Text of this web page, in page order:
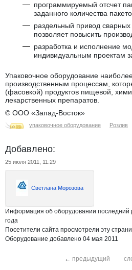
программируемый отсчет
заданного количества
раздельный привод
позволяет повысить
разработка и исполнение
индивидуальным проектам
Упаковочное оборудование
производственным процессам,
(фасовкой) продуктов пищевой,
лекарственных препаратов.
© ООО «Запад-Восток»
упаковочное оборудование Розлив
Добавлено:
25 июля 2011, 11:29
Светлана Морозова
Информация об оборудовании последний
года
Посетители сайта просмотрели эту
Оборудование добавлено 04 мая 2011
← предыдущий